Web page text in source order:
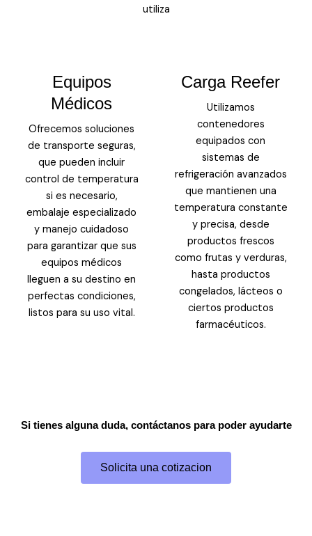
utiliza
Equipos
Médicos
Ofrecemos soluciones
de transporte seguras,
que pueden incluir
control de temperatura
si es necesario,
embalaje especializado
y manejo cuidadoso
para garantizar que sus
equipos médicos
lleguen a su destino en
perfectas condiciones,
listos para su uso vital.
Carga Reefer
Utilizamos
contenedores
equipados con
sistemas de
refrigeración avanzados
que mantienen una
temperatura constante
y precisa, desde
productos frescos
como frutas y verduras,
hasta productos
congelados, lácteos o
ciertos productos
farmacéuticos.
Si tienes alguna duda, contáctanos para poder ayudarte
Solicita una cotizacion